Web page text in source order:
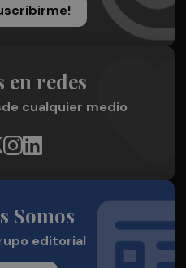
en redes
cualquier medio
Somos
editorial